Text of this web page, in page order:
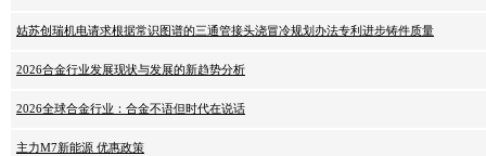
姑苏创瑞机电请求根据常识图谱的三通管接头浇冒冷规划办法专利进步铸件质量
2026合金行业发展现状与发展的新趋势分析
2026全球合金行业：合金不语但时代在说话
主力M7新能源 优惠政策